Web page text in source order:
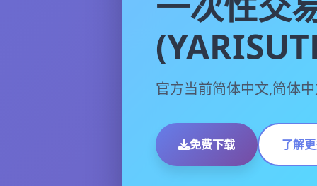
官方当前简体中文,简体
免费下载 了解